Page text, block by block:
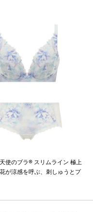
使のブラ® スリムライン 極上
が涼感を呼ぶ、刺しゅうとプ